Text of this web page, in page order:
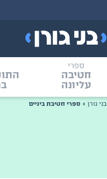
ספרי
חטיבה
עליונה
ספרי חטיבת ביניים בני גורן